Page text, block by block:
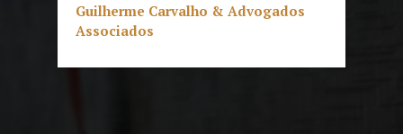
Guilherme Carvalho & Advogados
Associados